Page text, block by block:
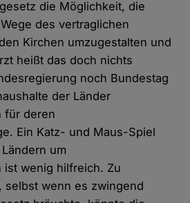
die Möglichkeit, die
des vertraglichen
Kirchen umzugestalten und
heißt das doch nichts
noch Bundestag
der Länder
für deren
Ein Katz- und Maus-Spiel
um
ist wenig hilfreich. Zu
selbst wenn es zwingend